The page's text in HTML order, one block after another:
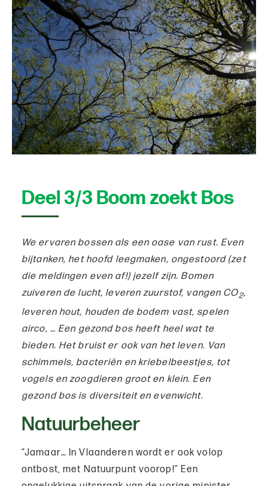
Deel 3/3 Boom zoekt Bos
We ervaren bossen als een oase van rust. Even
bijtanken, het hoofd leegmaken, ongestoord (zet
die meldingen even af!) jezelf zijn. Bomen
zuiveren de lucht, leveren zuurstof, vangen CO2,
leveren hout, houden de bodem vast, spelen
airco, … Een gezond bos heeft heel wat te
bieden. Het bruist er ook van het leven. Van
schimmels, bacteriën en kriebelbeestjes, tot
vogels en zoogdieren groot en klein. Een
gezond bos is diversiteit en evenwicht.
Natuurbeheer
“Jamaar… In Vlaanderen wordt er ook volop
ontbost, met Natuurpunt voorop!” Een